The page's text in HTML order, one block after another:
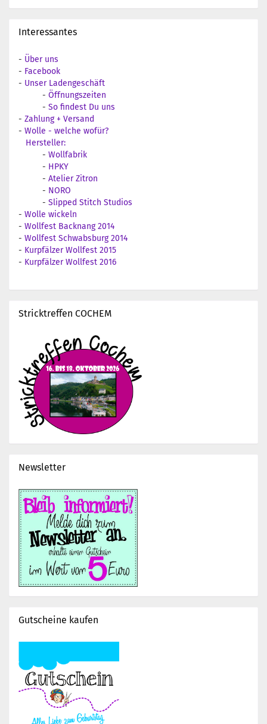
Interessantes
- Über uns
- Facebook
- Unser Ladengeschäft
- Öffnungszeiten
- So findest Du uns
- Zahlung + Versand
- Wolle - welche wofür?
Hersteller:
- Wollfabrik
- HPKY
- Atelier Zitron
- NORO
- Slipped Stitch Studios
- Wolle wickeln
- Wollfest Backnang 2014
- Wollfest Schwabsburg 2014
- Kurpfälzer Wollfest 2015
- Kurpfälzer Wollfest 2016
Stricktreffen COCHEM
Newsletter
Gutscheine kaufen